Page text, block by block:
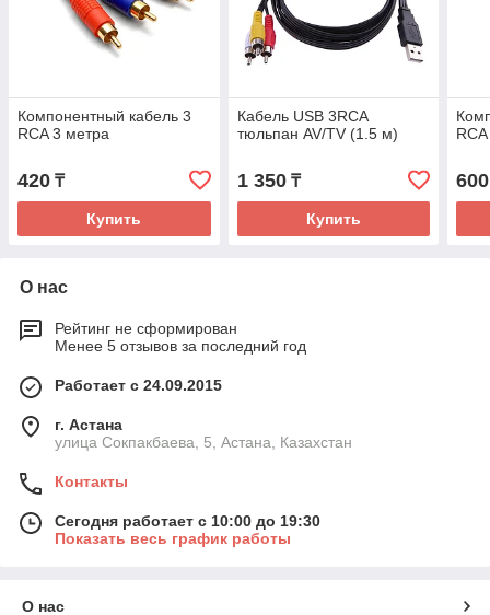
Компонентный кабель 3
RCA 3 метра
420 ₸
Купить
Кабель USB 3RCA
тюльпан AV/TV (1.5 м)
1 350₸
Купить
600
О нас
Рейтинг не сформирован
Менее 5 отзывов за последний год
Работает с 24.09.2015
г. Астана
улица Сокпакбаева, 5, Астана, Казахстан
Контакты
Сегодня работает с 10:00 до 19:30
Показать весь график работы
О нас